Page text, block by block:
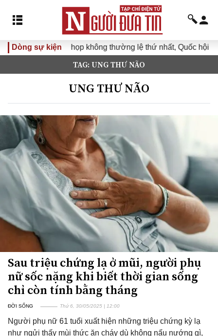
Dòng sự kiện
Kỳ họp không thường lệ thứ nhất, Quốc hội khóa XVI
TAG: UNG THƯ NÃO
UNG THƯ NÃO
Sau triệu chứng lạ ở mũi, người phụ
nữ sốc nặng khi biết thời gian sống
chỉ còn tính bằng tháng
ĐỜI SỐNG Thứ 6, 30/05/2025 | 12:00
Người phụ nữ 61 tuổi xuất hiện những triệu chứng kỳ lạ
như ngửi thấy mùi thức ăn cháy dù không nấu nướng gì,